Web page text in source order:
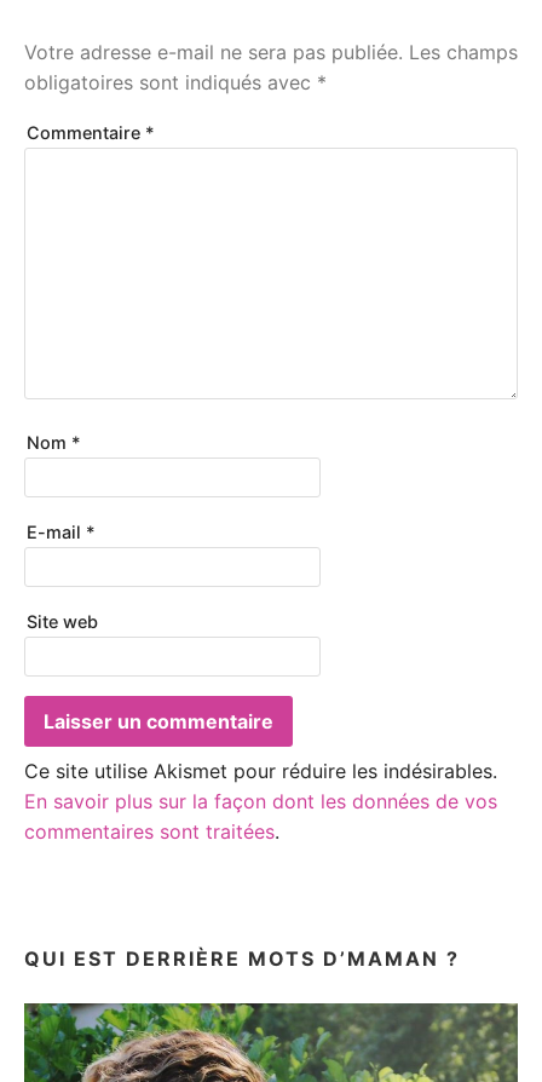
Votre adresse e-mail ne sera pas publiée. Les champs
obligatoires sont indiqués avec *
Commentaire *
Nom *
E-mail *
Site web
Ce site utilise Akismet pour réduire les indésirables.
En savoir plus sur la façon dont les données de vos
commentaires sont traitées.
QUI EST DERRIÈRE MOTS D’MAMAN ?